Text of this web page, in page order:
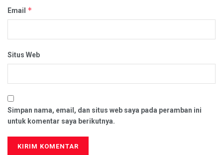
Email *
Situs Web
Simpan nama, email, dan situs web saya pada peramban ini
untuk komentar saya berikutnya.